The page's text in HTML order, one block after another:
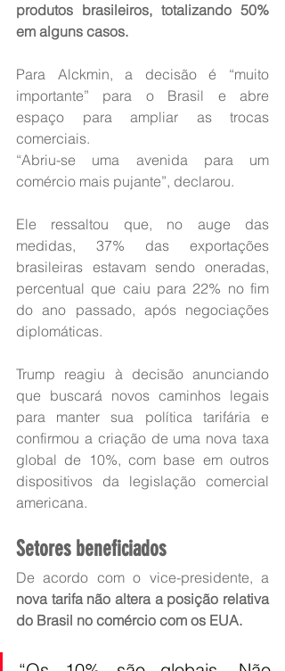
produtos brasileiros, totalizando 50%
em alguns casos.
Para Alckmin, a decisão é “muito
importante” para o Brasil e abre
espaço para ampliar as trocas
comerciais.
“Abriu-se uma avenida para um
comércio mais pujante”, declarou.
Ele ressaltou que, no auge das
medidas, 37% das exportações
brasileiras estavam sendo oneradas,
percentual que caiu para 22% no fim
do ano passado, após negociações
diplomáticas.
Trump reagiu à decisão anunciando
que buscará novos caminhos legais
para manter sua política tarifária e
confirmou a criação de uma nova taxa
global de 10%, com base em outros
dispositivos da legislação comercial
americana.
Setores beneficiados
nova tarifa não altera a posição relativa
do Brasil no comércio com os EUA.